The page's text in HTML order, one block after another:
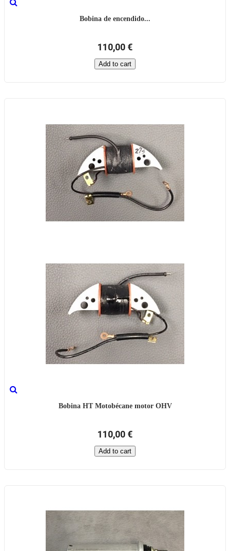
Bobina de encendido...
110,00 €
Add to cart
Bobina HT Motobécane motor OHV
110,00 €
Add to cart